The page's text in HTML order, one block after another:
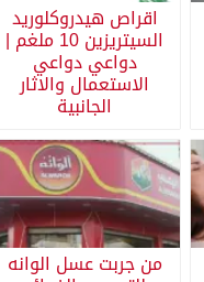
اقراص هيدروكلوريد
السيتريزين 10 ملغم |
دواعي دواعي
الاستعمال والاثار
الجانبية
من جربت عسل الوانه